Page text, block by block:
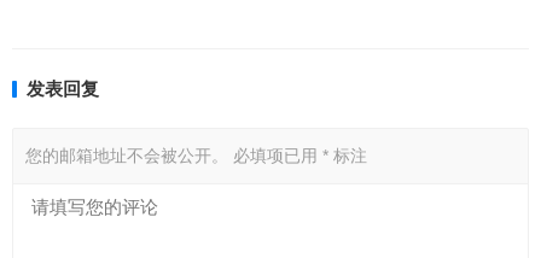
发表回复
您的邮箱地址不会被公开。 必填项已用 * 标注